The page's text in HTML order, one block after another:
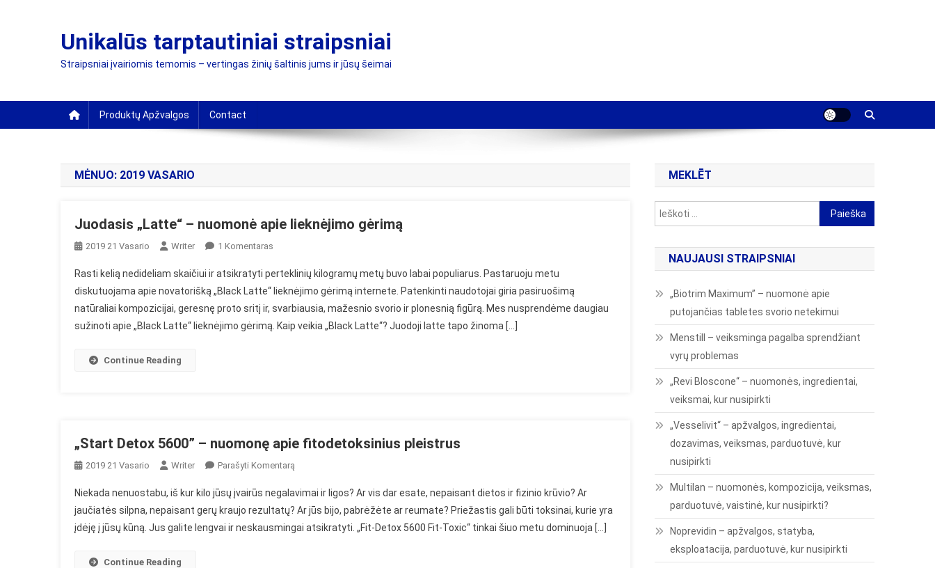
Unikalūs tarptautiniai straipsniai
Straipsniai įvairiomis temomis – vertingas žinių šaltinis jums ir jūsų šeimai
Produktų Apžvalgos Contact
MĖNUO: 2019 VASARIO
Juodasis „Latte“ – nuomonė apie lieknėjimo gėrimą
2019 21 Vasario Writer 1 Komentaras
„Latte“
–
Nuomonė
Apie
Rasti kelią nedideliam skaičiui ir atsikratyti perteklinių kilogramų metų buvo labai populiarus. Pastaruoju metu
diskutuojama apie novatorišką „Black Latte“ lieknėjimo gėrimą internete. Patenkinti naudotojai giria pasiruošimą
natūraliai kompozicijai, geresnę proto sritį ir, svarbiausia, mažesnio svorio ir plonesnią figūrą. Mes nusprendėme daugiau
sužinoti apie „Black Latte“ lieknėjimo gėrimą. Kaip veikia „Black Latte“? Juodoji latte tapo žinoma […]
Continue Reading
„Start Detox 5600” – nuomonę apie fitodetoksinius pleistrus
2019 21 Vasario Writer Parašyti Komentarą
Detox
5600”
–
Niekada nenuostabu, iš kur kilo jūsų įvairūs negalavimai ir ligos? Ar vis dar esate, nepaisant dietos ir fizinio krūvio? Ar
jaučiatės silpna, nepaisant gerų kraujo rezultatų? Ar jūs bijo, pabrėžėte ar reumate? Priežastis gali būti toksinai, kurie yra
įdėję į jūsų kūną. Jus galite lengvai ir neskausmingai atsikratyti. „Fit-Detox 5600 Fit-Toxic“ tinkai šiuo metu dominuoja […]
Continue Reading
MEKLĒT
Ieškoti:
NAUJAUSI STRAIPSNIAI
„Biotrim Maximum” – nuomonė apie
putojančias tabletes svorio netekimui
Menstill – veiksminga pagalba sprendžiant
vyrų problemas
„Revi Bloscone“ – nuomonės, ingredientai,
veiksmai, kur nusipirkti
„Vesselivit“ – apžvalgos, ingredientai,
dozavimas, veiksmas, parduotuvė, kur
nusipirkti
Multilan – nuomonės, kompozicija, veiksmas,
parduotuvė, vaistinė, kur nusipirkti?
Noprevidin – apžvalgos, statyba,
eksploatacija, parduotuvė, kur nusipirkti